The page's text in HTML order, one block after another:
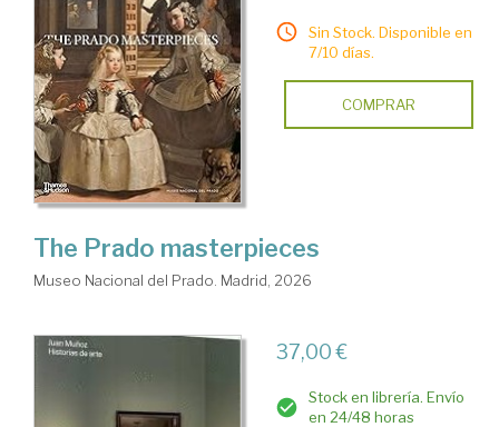
Sin Stock. Disponible en
7/10 días.
COMPRAR
The Prado masterpieces
Museo Nacional del Prado. Madrid, 2026
37,00 €
Stock en librería. Envío
en 24/48 horas